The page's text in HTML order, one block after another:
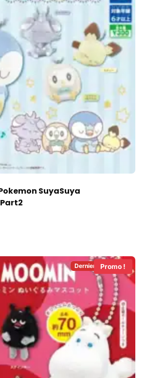
SuyaSuya
Derniers en Stock!
Promo !